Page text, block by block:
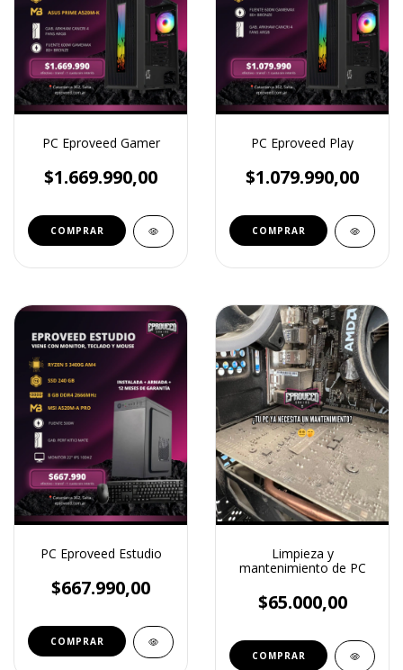
PC Eproveed Gamer
$1.669.990,00
PC Eproveed Play
$1.079.990,00
PC Eproveed Estudio
$667.990,00
Limpieza y
mantenimiento de PC
$65.000,00